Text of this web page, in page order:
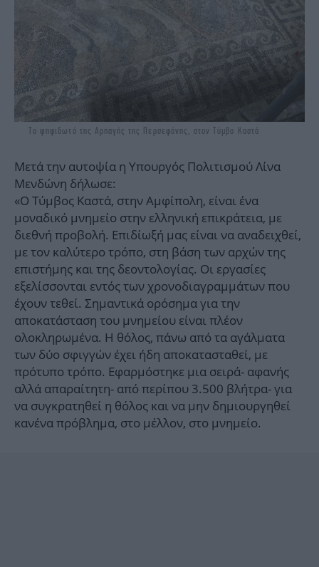
Το ψηφιδωτό της Αρπαγής της Περσεφόνης, στον Τύμβο Καστά
Μετά την αυτοψία η Υπουργός Πολιτισμού Λίνα
Μενδώνη δήλωσε:
«O Τύμβος Καστά, στην Αμφίπολη, είναι ένα
μοναδικό μνημείο στην ελληνική επικράτεια, με
διεθνή προβολή. Επιδίωξή μας είναι να αναδειχθεί,
με τον καλύτερο τρόπο, στη βάση των αρχών της
επιστήμης και της δεοντολογίας. Οι εργασίες
εξελίσσονται εντός των χρονοδιαγραμμάτων που
έχουν τεθεί. Σημαντικά ορόσημα για την
αποκατάσταση του μνημείου είναι πλέον
ολοκληρωμένα. H θόλος, πάνω από τα αγάλματα
των δύο σφιγγών έχει ήδη αποκατασταθεί, με
πρότυπο τρόπο. Εφαρμόστηκε μια σειρά- αφανής
αλλά απαραίτητη- από περίπου 3.500 βλήτρα- για
να συγκρατηθεί η θόλος και να μην δημιουργηθεί
κανένα πρόβλημα, στο μέλλον, στο μνημείο.